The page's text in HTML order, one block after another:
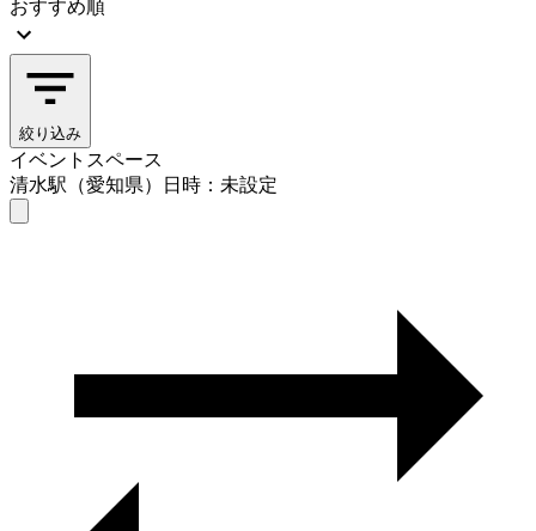
おすすめ順
絞り込み
イベントスペース
清水駅（愛知県）
日時：未設定